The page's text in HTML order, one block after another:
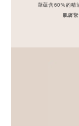
華蘊含60%的精
肌膚